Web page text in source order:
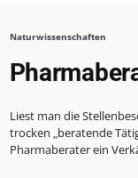
Naturwissenschaften
Liest man die
trocken „beratende
Pharmaberater ein